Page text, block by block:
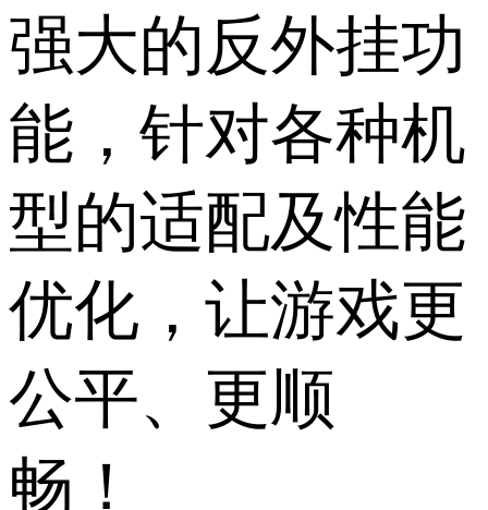
强大的反外挂功
能，针对各种机
型的适配及性能
优化，让游戏更
公平、更顺
畅！